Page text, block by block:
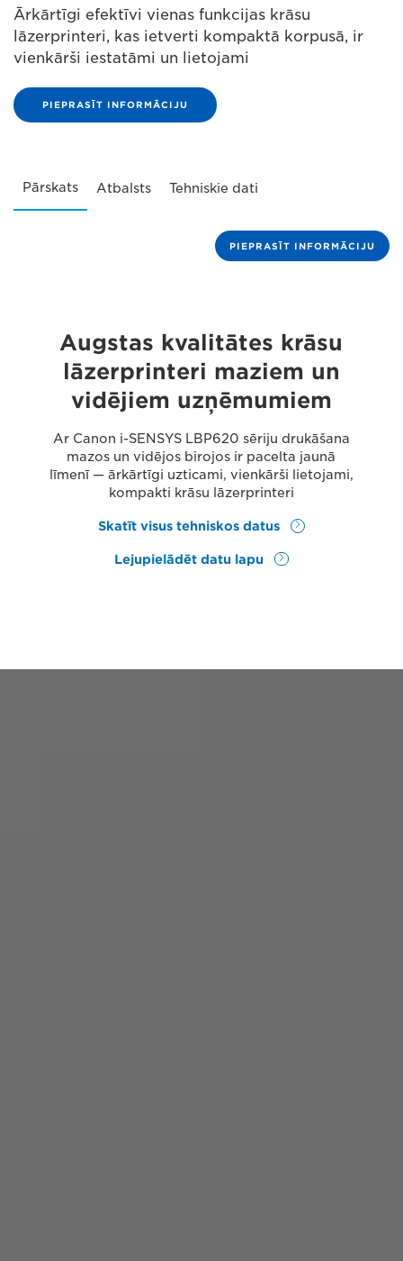
Ārkārtīgi efektīvi vienas funkcijas krāsu
lāzerprinteri, kas ietverti kompaktā korpusā, ir
vienkārši iestatāmi un lietojami
PIEPRASĪT INFORMĀCIJU
Pārskats Atbalsts Tehniskie dati
PIEPRASĪT INFORMĀCIJU
Augstas kvalitātes krāsu
lāzerprinteri maziem un
vidējiem uzņēmumiem
Ar Canon i-SENSYS LBP620 sēriju drukāšana
mazos un vidējos birojos ir pacelta jaunā
līmenī — ārkārtīgi uzticami, vienkārši lietojami,
kompakti krāsu lāzerprinteri
Skatīt visus tehniskos datus
Lejupielādēt datu lapu